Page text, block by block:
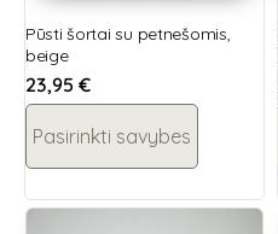
Pūsti šortai su petnešomis,
beige
23,95 €
Pasirinkti savybes